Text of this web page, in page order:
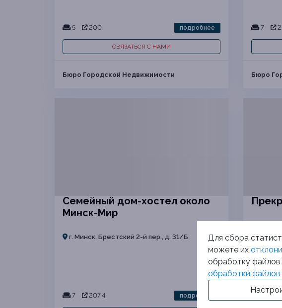
5 200 подробнее
СВЯЗАТЬСЯ С НАМИ
Бюро Городской Недвижимости
7
Бюро
Семейный дом-хостел около
Минск-Мир
г. Минск, Брестский 2-й пер., д. 31/Б
7 207.4 подробнее
Для сбора
можете их
обработку
обработки файлов